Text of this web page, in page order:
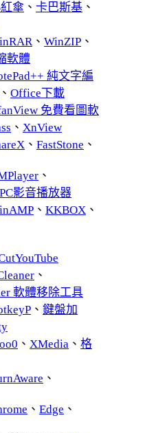
傘 、 卡巴斯基 、
、 WinZIP 、
軟體
純文字編
、 Office下載
免費看圖軟
、 XnView
、 FastStone 、
、
影音播放器
、 KKBOX 、
、
軟體移除工具
、 鍵盤加
、 XMedia 、 格
、
、 Edge 、